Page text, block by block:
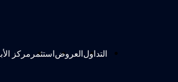
التداولالعروضاستثمر مركز